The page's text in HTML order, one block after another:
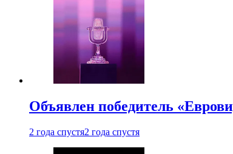
Объявлен победитель
2 года спустя2 года спустя